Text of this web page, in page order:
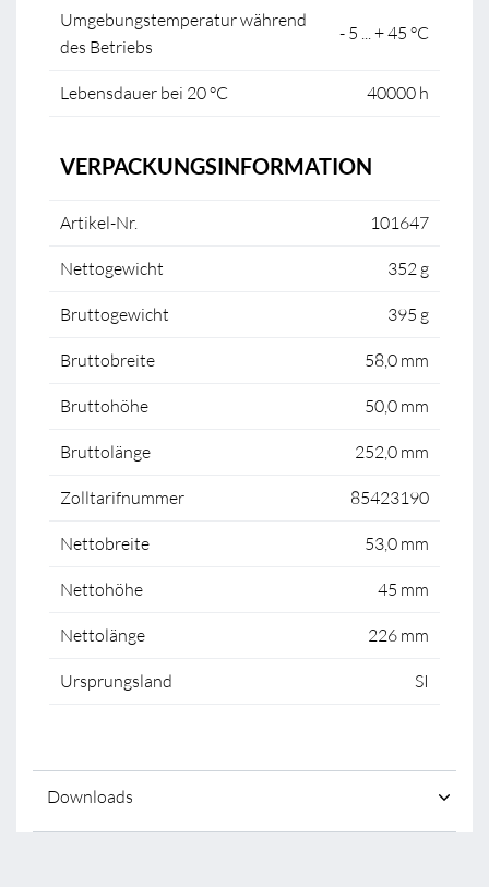
Umgebungstemperatur während
des Betriebs
- 5 ... + 45 °C
Lebensdauer bei 20 °C 40000 h
VERPACKUNGSINFORMATION
Artikel-Nr. 101647
Nettogewicht 352 g
Bruttogewicht 395 g
Bruttobreite 58,0 mm
Bruttohöhe 50,0 mm
Bruttolänge 252,0 mm
Zolltarifnummer 85423190
Nettobreite 53,0 mm
Nettohöhe 45 mm
Nettolänge 226 mm
Ursprungsland SI
Downloads